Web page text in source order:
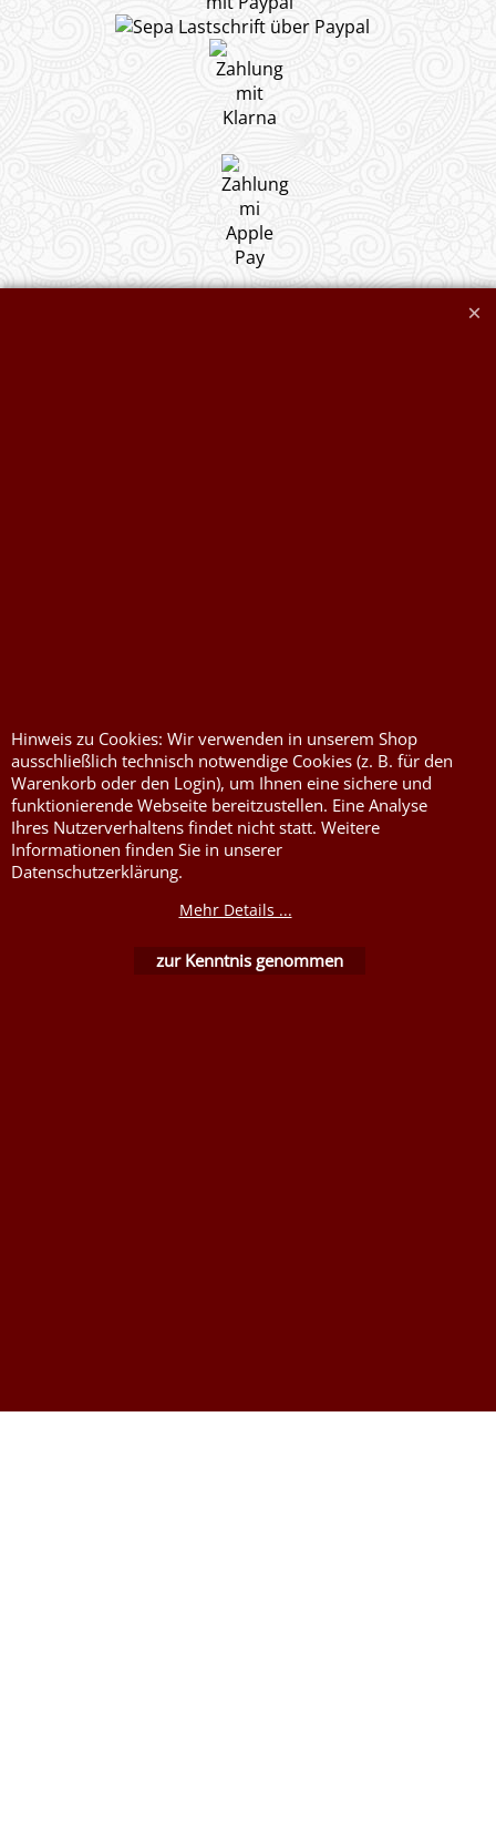
Wunschzettel
Impressum
Kontaktformular
Jute, Sackleinen, Rupfen
Kurzwaren von Prym
Füllwatte, Granulat
Flammschutzmittel
Flammenhemmende,
Stoffe DIN4102B1
Hinweis zu Cookies: Wir verwenden in unserem Shop
ausschließlich technisch notwendige Cookies (z. B. für den
Warenkorb oder den Login), um Ihnen eine sichere und
funktionierende Webseite bereitzustellen. Eine Analyse
Ihres Nutzerverhaltens findet nicht statt. Weitere
Informationen finden Sie in unserer
Datenschutzerklärung.
Mehr Details ...
zur Kenntnis genommen